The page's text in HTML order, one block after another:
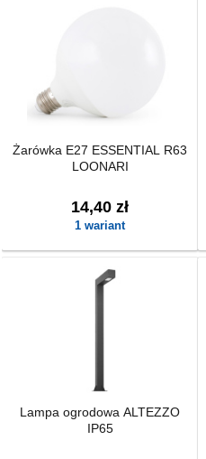
Żarówka E27 ESSENTIAL R63
LOONARI
14,40 zł
1 wariant
Lampa ogrodowa ALTEZZO
IP65